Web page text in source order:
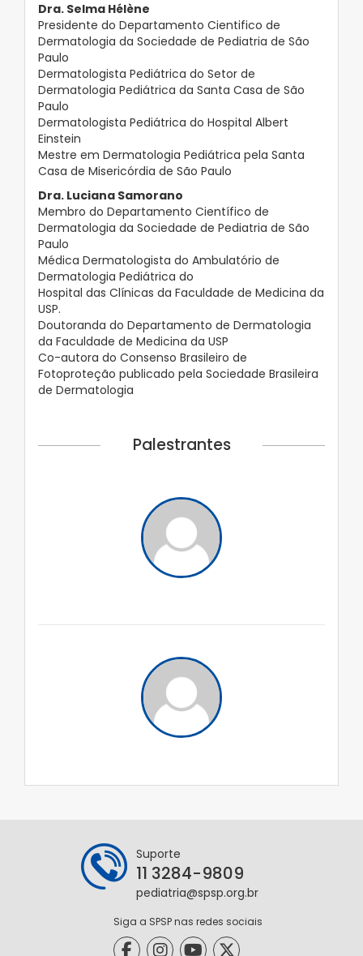
Dra. Selma Hélène
Presidente do Departamento Cientifico de
Dermatologia da Sociedade de Pediatria de São
Paulo
Dermatologista Pediátrica do Setor de
Dermatologia Pediátrica da Santa Casa de São
Paulo
Dermatologista Pediátrica do Hospital Albert
Einstein
Mestre em Dermatologia Pediátrica pela Santa
Casa de Misericórdia de São Paulo
Dra. Luciana Samorano
Membro do Departamento Científico de
Dermatologia da Sociedade de Pediatria de São
Paulo
Médica Dermatologista do Ambulatório de
Dermatologia Pediátrica do
Hospital das Clínicas da Faculdade de Medicina da
USP.
Doutoranda do Departamento de Dermatologia
da Faculdade de Medicina da USP
Co-autora do Consenso Brasileiro de
Fotoproteção publicado pela Sociedade Brasileira
de Dermatologia
Palestrantes
Suporte
11 3284-9809
pediatria@spsp.org.br
Siga a SPSP nas redes sociais